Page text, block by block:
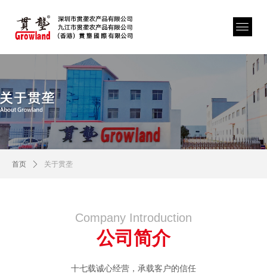
Company Introduction
公司简介
十七载诚心经营，承载客户的信任
首页 ꄲ 关于贯垄